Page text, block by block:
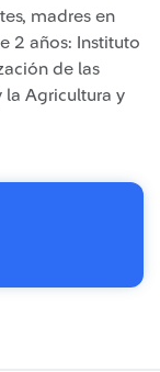
madres en
2 años: Instituto
de las
la Agricultura y